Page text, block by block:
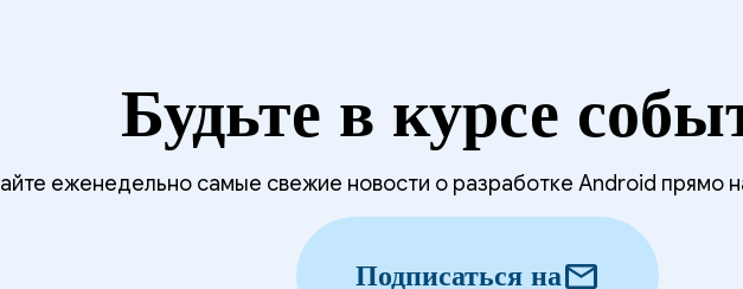
Будьте в курсе
еженедельно самые свежие новости о разработке Android прямо
Подписаться наmail